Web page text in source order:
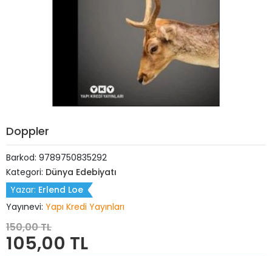
Doppler
Barkod: 9789750835292
Kategori: Dünya Edebiyatı
Yazar: Erlend Loe
Yayınevi: Yapı Kredi Yayınları
150,00 TL
105,00 TL